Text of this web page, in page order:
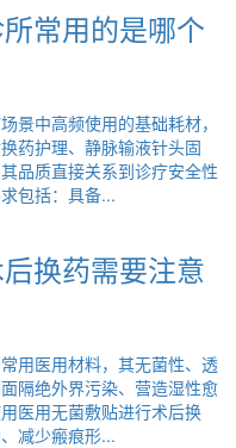
常用的是哪个
景中高频使用的基础耗材，
药护理、静脉输液针头固
品质直接关系到诊疗安全性
包括：具备...
换药需要注意
用医用材料，其无菌性、透
隔绝外界污染、营造湿性愈
医用无菌敷贴进行术后换
减少瘢痕形...